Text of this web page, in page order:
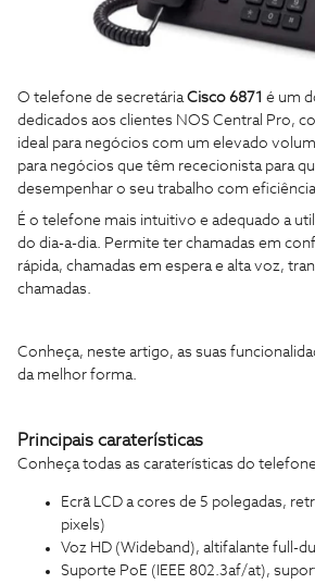
O telefone de secretária Cisco 6871 é um
dedicados aos clientes NOS Central Pro,
ideal para negócios com um elevado
para negócios que têm rececionista para
desempenhar o seu trabalho com eficiência.
É o telefone mais intuitivo e adequado a
do dia-a-dia. Permite ter chamadas em
rápida, chamadas em espera e alta voz,
chamadas.
Conheça, neste artigo, as suas
da melhor forma.
Principais caraterísticas
Conheça todas as caraterísticas do telefone
Ecrã LCD a cores de 5 polegadas,
pixels)
Voz HD (Wideband), altifalante full-
Suporte PoE (IEEE 802.3af/at),